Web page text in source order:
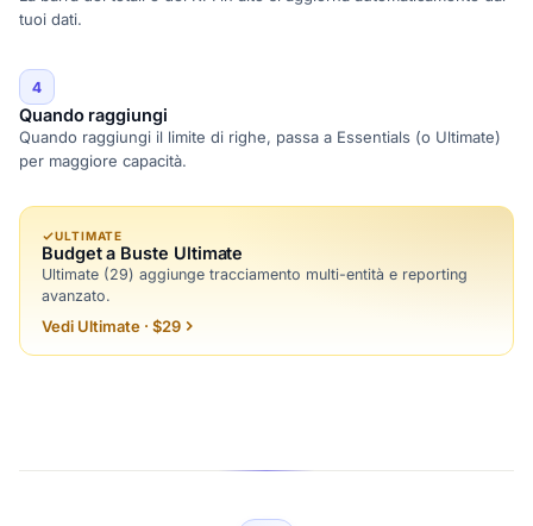
tuoi dati.
4
Quando raggiungi
Quando raggiungi il limite di righe, passa a Essentials (o Ultimate)
per maggiore capacità.
ULTIMATE
Budget a Buste Ultimate
Ultimate (29) aggiunge tracciamento multi-entità e reporting
avanzato.
Vedi Ultimate · $29